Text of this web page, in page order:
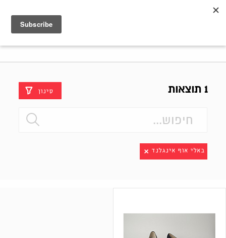
1 תוצאות סינון
באלי אוף אינגלנד